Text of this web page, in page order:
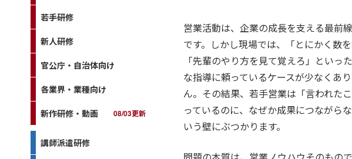
営業活動は、企業の成長を支える最前
です。しかし現場では、「とにかく数を
「先輩のやり方を見て覚えろ」といっ
な指導に頼っているケースが少なくあ
ん。その結果、若手営業は「言われた
っているのに、なぜか成果につながら
いう壁にぶつかります。
若手研修
新人研修
官公庁・自治体向け
各業界・業種向け
新作研修・動画 08/03更新
講師派遣研修